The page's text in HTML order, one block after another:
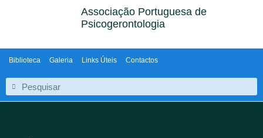
Associação Portuguesa de
Psicogerontologia
Biblioteca Galeria Links Úteis Contactos